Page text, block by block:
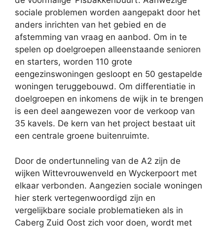
sociale problemen worden aangepakt door het
anders inrichten van het gebied en de
afstemming van vraag en aanbod. Om in te
spelen op doelgroepen alleenstaande senioren
en starters, worden 110 grote
eengezinswoningen gesloopt en 50 gestapelde
woningen teruggebouwd. Om differentiatie in
doelgroepen en inkomens de wijk in te brengen
is een deel aangewezen voor de verkoop van
35 kavels. De kern van het project bestaat uit
een centrale groene buitenruimte.
Door de ondertunneling van de A2 zijn de
wijken Wittevrouwenveld en Wyckerpoort met
elkaar verbonden. Aangezien sociale woningen
hier sterk vertegenwoordigd zijn en
vergelijkbare sociale problematieken als in
Caberg Zuid Oost zich voor doen, wordt met